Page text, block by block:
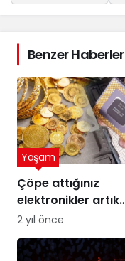
Benzer Haberler
Çöpe attığınız
elektronikler artık
altına dönüşebilir!
Üstelik peynir altı
suyuyla
Yaşam
2 yıl önce